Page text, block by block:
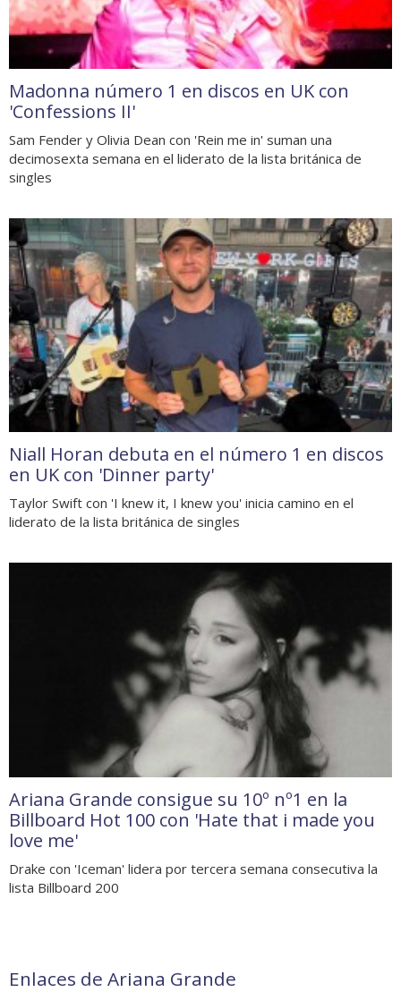
Madonna número 1 en discos en UK con
'Confessions II'
Sam Fender y Olivia Dean con 'Rein me in' suman una
decimosexta semana en el liderato de la lista británica de
singles
Niall Horan debuta en el número 1 en discos
en UK con 'Dinner party'
Taylor Swift con 'I knew it, I knew you' inicia camino en el
liderato de la lista británica de singles
Ariana Grande consigue su 10º nº1 en la
Billboard Hot 100 con 'Hate that i made you
love me'
Drake con 'Iceman' lidera por tercera semana consecutiva la
lista Billboard 200
Enlaces de Ariana Grande